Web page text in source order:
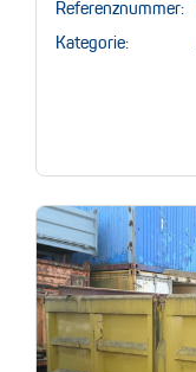
Referenznummer:
Kategorie: